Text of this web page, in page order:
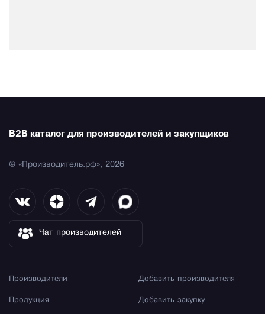
B2B каталог для производителей и закупщиков
© «Производитель.рф», 2026
Чат производителей
Производители
Продукция
Добавить производителя
Добавить закупку